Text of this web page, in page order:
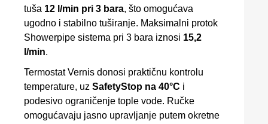
tuša 12 l/min pri 3 bara, što omogućava
ugodno i stabilno tuširanje. Maksimalni protok
Showerpipe sistema pri 3 bara iznosi 15,2
l/min.
Termostat Vernis donosi praktičnu kontrolu
temperature, uz SafetyStop na 40°C i
podesivo ograničenje tople vode. Ručke
omogućavaju jasno upravljanje putem okretne